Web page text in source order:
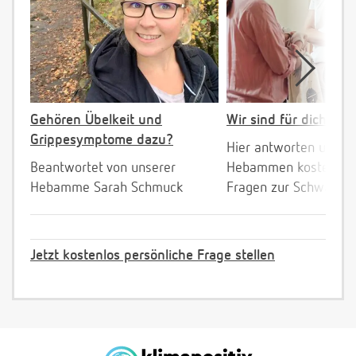
Gehören Übelkeit und
Grippesymptome dazu?
Beantwortet von unserer
Hebamme Sarah Schmuck
Wir sind für dich da!
Hier antworten
Hebammen
Fragen zur
Jetzt kostenlos persönliche Frage stellen